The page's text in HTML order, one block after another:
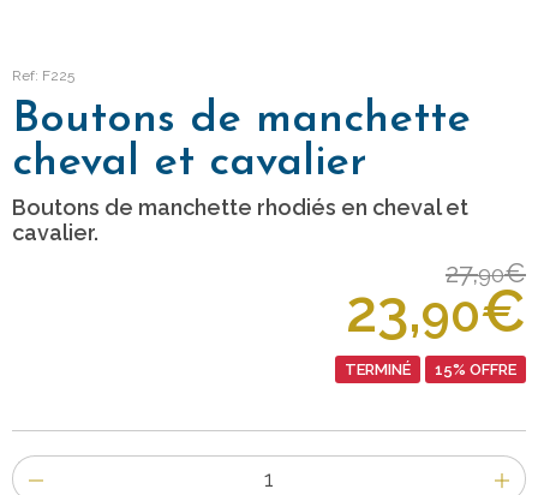
Ref: F225
Boutons de manchette
cheval et cavalier
Boutons de manchette rhodiés en cheval et
cavalier.
27,90€
23,90€
TERMINÉ 15% OFFRE
Nombre